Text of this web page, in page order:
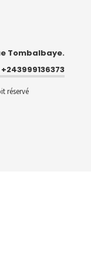
Tombalbaye.
réservé